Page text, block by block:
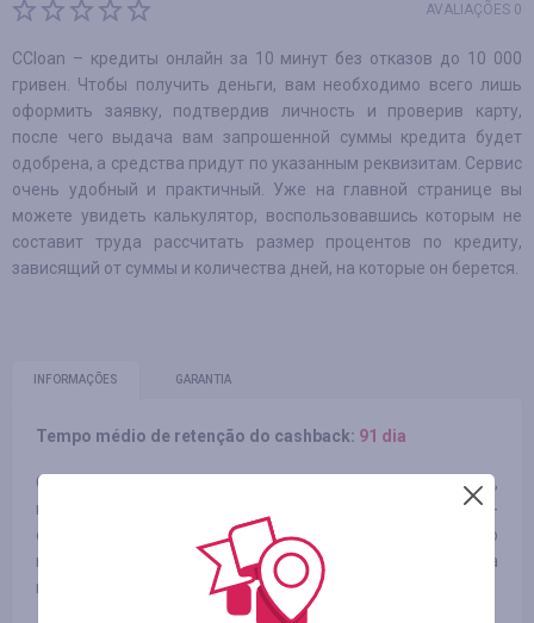
AVALIAÇÕES 0
CCloan – кредиты онлайн за 10 минут без отказов до 10 000
гривен. Чтобы получить деньги, вам необходимо всего лишь
оформить заявку, подтвердив личность и проверив карту,
после чего выдача вам запрошенной суммы кредита будет
одобрена, а средства придут по указанным реквизитам. Сервис
очень удобный и практичный. Уже на главной странице вы
можете увидеть калькулятор, воспользовавшись которым не
составит труда рассчитать размер процентов по кредиту,
зависящий от суммы и количества дней, на которые он берется.
INFORMAÇÕES GARANTIA
Tempo médio de retenção do cashback: 91 dia
CCloan - это международная финансовая компания,
которая предоставляет современный и простой онлайн-
сервис микрокредитования, с помощью которого легко
получить кредит на Ваш банковский счет или карту за
максимально короткое время, где бы Вы не находились.